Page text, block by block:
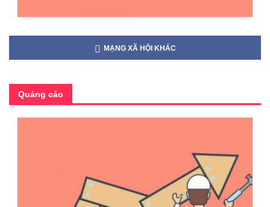
MẠNG XÃ HỘI KHÁC
Quảng cáo